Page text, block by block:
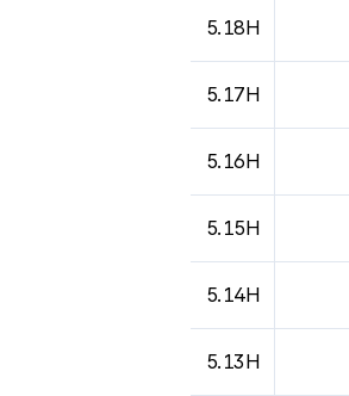
5.18H
5.17H
5.16H
5.15H
5.14H
5.13H